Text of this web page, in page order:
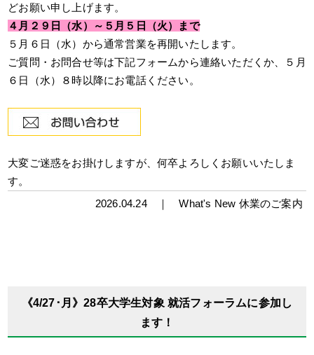
どお願い申し上げます。
４月２９日（水）～５月５日（火）まで
５月６日（水）から通常営業を再開いたします。
ご質問・お問合せ等は下記フォームから連絡いただくか、５月
６日（水）８時以降にお電話ください。
大変ご迷惑をお掛けしますが、何卒よろしくお願いいたしま
す。
2026.04.24 ｜What's New 休業のご案内
《4/27･月》28卒大学生対象 就活フォーラムに参加し
ます！